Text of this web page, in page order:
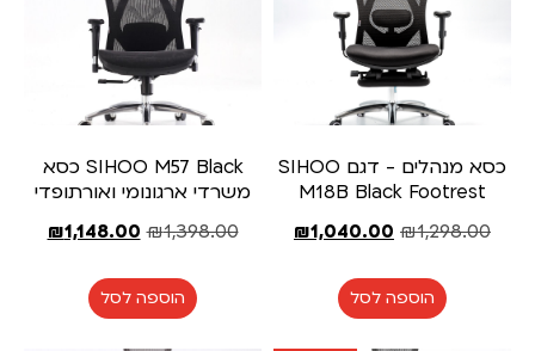
כסא מנהלים - דגם SIHOO
M18B Black Footrest
₪1,298.00
₪1,040.00
הוספה לסל
SIHOO M57 Black כסא
משרדי ארגונומי ואורתופדי
₪1,398.00
₪1,148.00
הוספה לסל